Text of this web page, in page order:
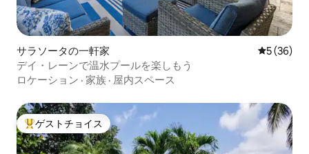
サラソータの一軒家 レビュー
5 (36)
デイ・レーンで温水プールを楽しもう
ロケーション · 家族 · 屋内スペース
大好評のゲストチョイスです。
ゲストチョイス